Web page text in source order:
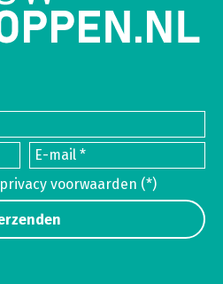
privacy voorwaarden (*)